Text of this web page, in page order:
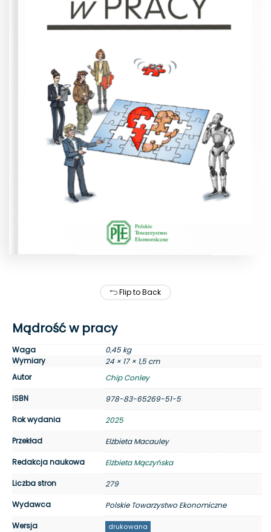
Flip to Back
Mądrość w pracy
Waga
0,45 kg
Wymiary
24 × 17 × 1,5 cm
Autor
Chip Conley
ISBN
978-83-65269-51-5
Rok wydania
2025
Przekład
Elżbieta Macauley
Redakcja naukowa
Elżbieta Mączyńska
Liczba stron
279
Wydawca
Polskie Towarzystwo Ekonomiczne
Wersja
drukowana